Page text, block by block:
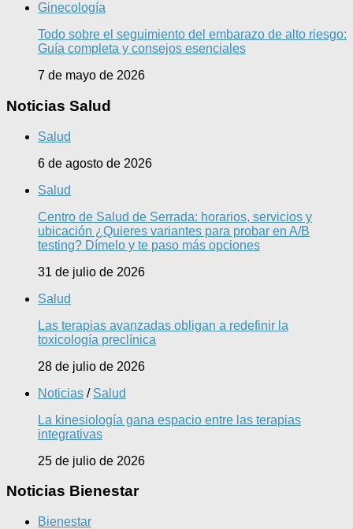
Ginecología
Todo sobre el seguimiento del embarazo de alto riesgo:
Guía completa y consejos esenciales
7 de mayo de 2026
Noticias Salud
Salud
6 de agosto de 2026
Salud
Centro de Salud de Serrada: horarios, servicios y
ubicación ¿Quieres variantes para probar en A/B
testing? Dímelo y te paso más opciones
31 de julio de 2026
Salud
Las terapias avanzadas obligan a redefinir la
toxicología preclínica
28 de julio de 2026
Noticias / Salud
La kinesiología gana espacio entre las terapias
integrativas
25 de julio de 2026
Noticias Bienestar
Bienestar